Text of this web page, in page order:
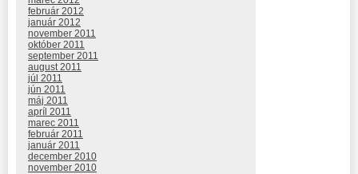
február 2012
január 2012
november 2011
október 2011
september 2011
august 2011
júl 2011
jún 2011
máj 2011
apríl 2011
marec 2011
február 2011
január 2011
december 2010
november 2010